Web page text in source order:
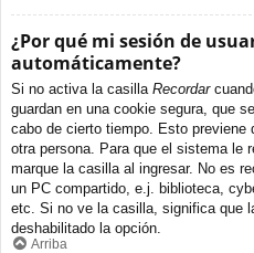
¿Por qué mi sesión de
automáticamente?
Si no activa la casilla Recordar
guardan en una cookie segura, que
cabo de cierto tiempo. Esto previene
otra persona. Para que el sistema le
marque la casilla al ingresar. No es
un PC compartido, e.j. biblioteca,
etc. Si no ve la casilla, significa que
deshabilitado la opción.
Arriba